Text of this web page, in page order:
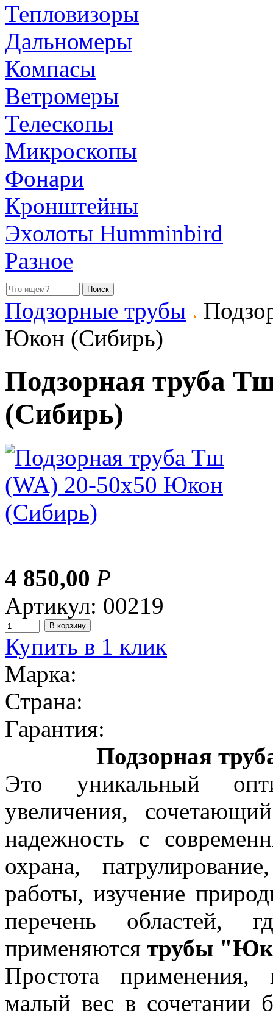
Тепловизоры
Дальномеры
Компасы
Ветромеры
Телескопы
Микроскопы
Фонари
Кронштейны
Эхолоты Humminbird
Разное
Подзорные трубы
Юкон (Сибирь)
Подзорная труба
(Сибирь)
4 850,00 Р
Артикул: 00219
Купить в 1 клик
Марка:
Страна:
Гарантия:
Подзорная
Это уникальный
увеличения,
надежность с
охрана,
работы, изучение
перечень областей,
применяются трубы
Простота применения,
малый вес в сочетании